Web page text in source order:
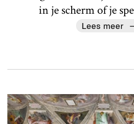
in je scherm of je
Lees meer